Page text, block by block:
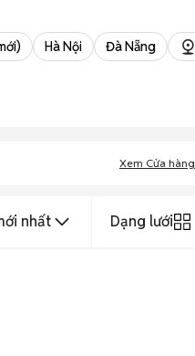
Hà Nội Đà Nẵng
Xem Cửa hàng
nhất Dạng lưới